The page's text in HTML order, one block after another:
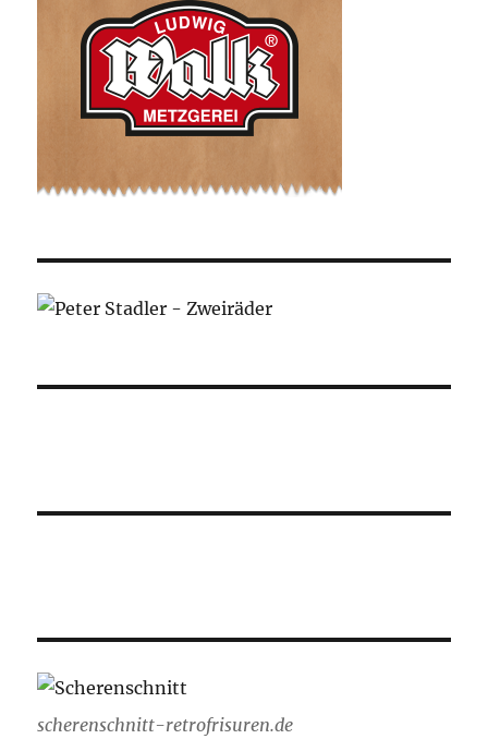
scherenschnitt-retrofrisuren.de